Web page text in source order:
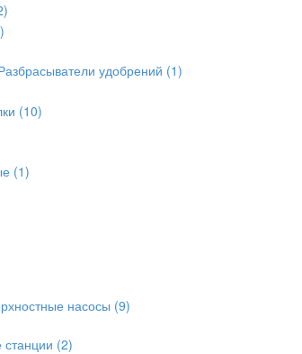
удобрений (1)
(10)
(1)
насосы (9)
(2)